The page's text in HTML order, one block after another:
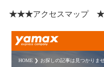
★★★アクセスマップ